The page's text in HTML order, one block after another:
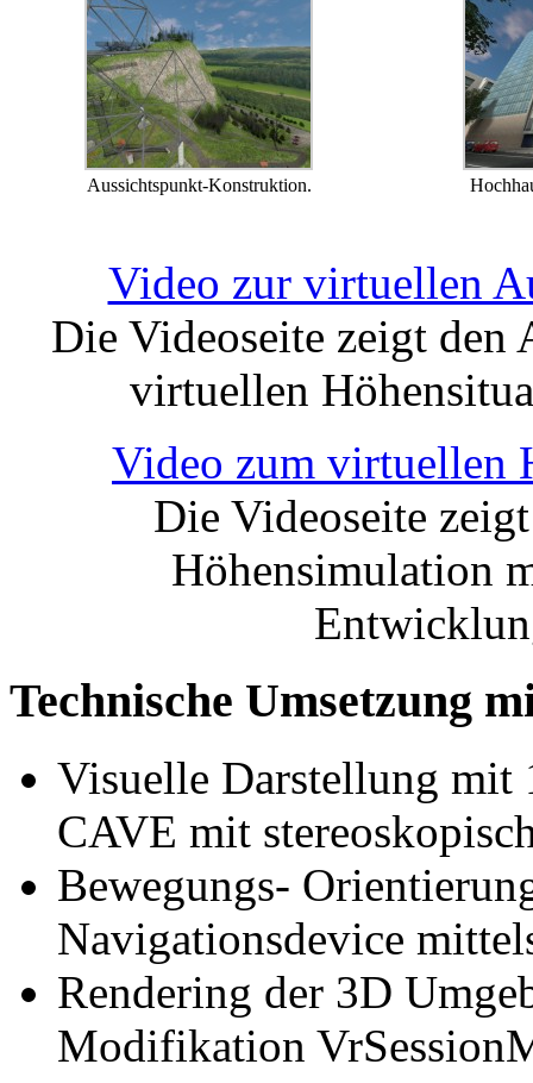
Aussichtspunkt-Konstruktion.
Video zur virtuellen
Die Videoseite zeigt den
virtuellen
Video zum virtuellen
Die Videoseite
Höhensimulation
Technische Umsetzung
Visuelle Darstellung mit
CAVE mit
Bewegungs-
Navigationsdevice
Rendering der 3D
Modifikation